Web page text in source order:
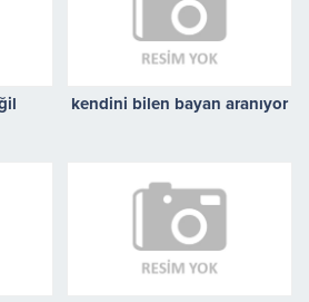
kendini bilen bayan aranıyor